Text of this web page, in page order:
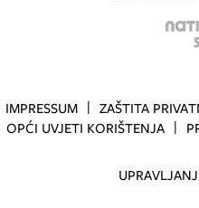
IMPRESSUM ZAŠTITA
OPĆI UVJETI KORIŠTENJA